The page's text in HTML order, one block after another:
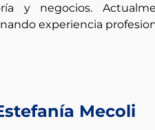
y negocios.
experiencia
Mecoli